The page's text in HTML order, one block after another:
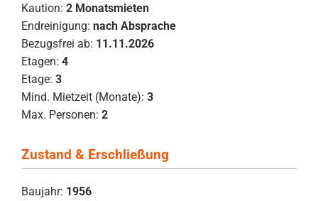
Kaution: 2 Monatsmieten
Endreinigung: nach Absprache
Bezugsfrei ab: 11.11.2026
Etagen: 4
Etage: 3
Mind. Mietzeit (Monate): 3
Max. Personen: 2
Zustand & Erschließung
Baujahr: 1956